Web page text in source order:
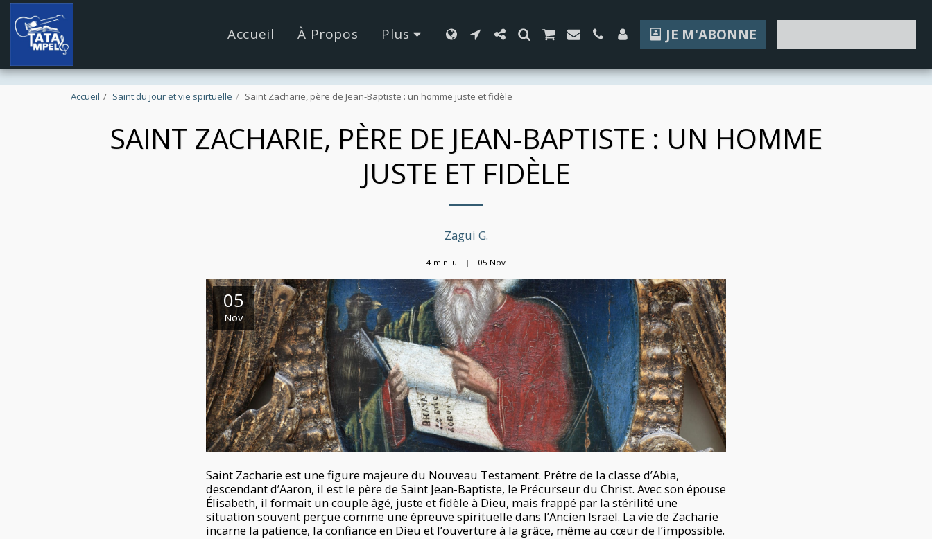
google.com, pub-4889604885818732, DIRECT, f08c47fec0942fa0
Accueil À Propos Plus JE M'ABONNE
Accueil Saint du jour et vie spirtuelle Saint Zacharie, père de Jean-Baptiste : un homme juste et fidèle
SAINT ZACHARIE, PÈRE DE JEAN-BAPTISTE : UN HOMME
JUSTE ET FIDÈLE
Zagui G.
4 min lu 05 Nov
05
Nov
Saint Zacharie est une figure majeure du Nouveau Testament. Prêtre de la classe d’Abia,
descendant d’Aaron, il est le père de Saint Jean-Baptiste, le Précurseur du Christ. Avec son épouse
Élisabeth, il formait un couple âgé, juste et fidèle à Dieu, mais frappé par la stérilité une
situation souvent perçue comme une épreuve spirituelle dans l’Ancien Israël. La vie de Zacharie
incarne la patience, la confiance en Dieu et l’ouverture à la grâce, même au cœur de l’impossible.